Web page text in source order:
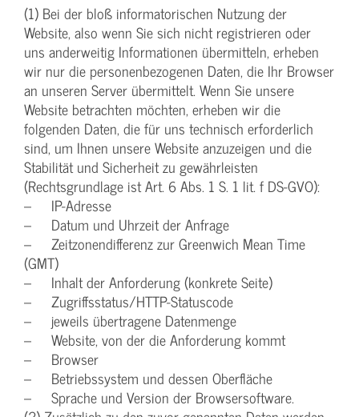
(1) Bei der bloß informatorischen Nutzung der
Website, also wenn Sie sich nicht registrieren oder
uns anderweitig Informationen übermitteln, erheben
wir nur die personenbezogenen Daten, die Ihr Browser
an unseren Server übermittelt. Wenn Sie unsere
Website betrachten möchten, erheben wir die
folgenden Daten, die für uns technisch erforderlich
sind, um Ihnen unsere Website anzuzeigen und die
Stabilität und Sicherheit zu gewährleisten
(Rechtsgrundlage ist Art. 6 Abs. 1 S. 1 lit. f DS-GVO):
– IP-Adresse
– Datum und Uhrzeit der Anfrage
– Zeitzonendifferenz zur Greenwich Mean Time
(GMT)
– Inhalt der Anforderung (konkrete Seite)
– Zugriffsstatus/HTTP-Statuscode
– jeweils übertragene Datenmenge
– Website, von der die Anforderung kommt
– Browser
– Betriebssystem und dessen Oberfläche
– Sprache und Version der Browsersoftware.